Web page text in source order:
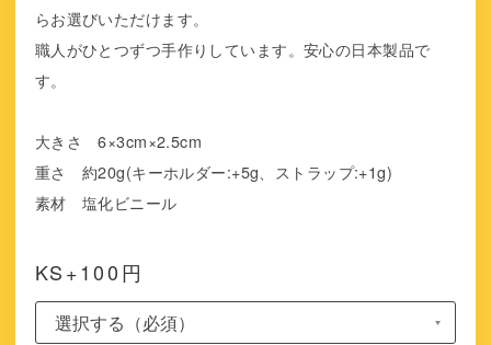
らお選びいただけます。
職人がひとつずつ手作りしています。安心の日本製品で
す。
大きさ 6×3cm×2.5cm
重さ 約20g(キーホルダー:+5g、ストラップ:+1g)
素材 塩化ビニール
KS+100円